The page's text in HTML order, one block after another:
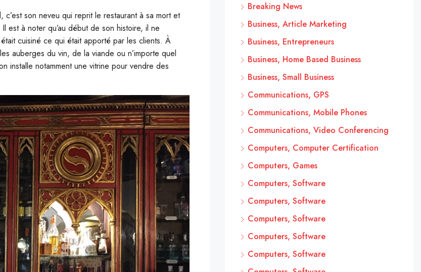
c’est son neveu qui reprit le restaurant à sa mort et
est à noter qu’au début de son histoire, il ne
était cuisiné ce qui était apporté par les clients. À
auberges du vin, de la viande ou n’importe quel
installe notamment une vitrine pour vendre des
Breaking News
Business, Article Marketing
Business, Entrepreneurs
Business, Home Based Business
Business, Small Business
Communications, GPS
Communications, Mobile Phones
Communications, Video Conferencing
Computers, Computer Certification
Computers, Games
Computers, Software
Computers, Software
Computers, Software
Computers, Software
Computers, Software